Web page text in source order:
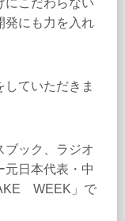
にこだわらない
発にも力を入れ
ていただきま
ブック、ラジオ
元日本代表・中
WEEK」で